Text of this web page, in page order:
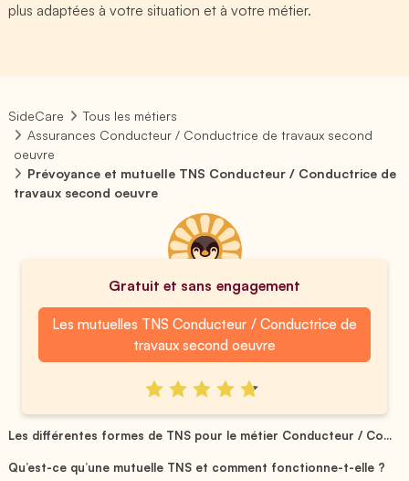
plus adaptées à votre situation et à votre métier.
SideCare
Tous les métiers
Assurances Conducteur / Conductrice de travaux second
oeuvre
Prévoyance et mutuelle TNS Conducteur / Conductrice de
travaux second oeuvre
Gratuit et sans engagement
Les mutuelles TNS Conducteur / Conductrice de
travaux second oeuvre
Les différentes formes de TNS pour le métier Conducteur / Co...
Qu’est-ce qu’une mutuelle TNS et comment fonctionne-t-elle ?